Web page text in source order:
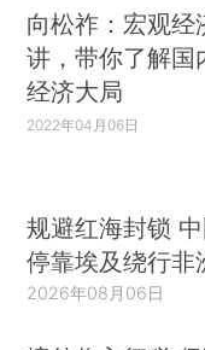
向松祚：宏观经
讲，带你了解国
经济大局
2022年04月06日
规避红海封锁
停靠埃及绕行非
2026年08月06日